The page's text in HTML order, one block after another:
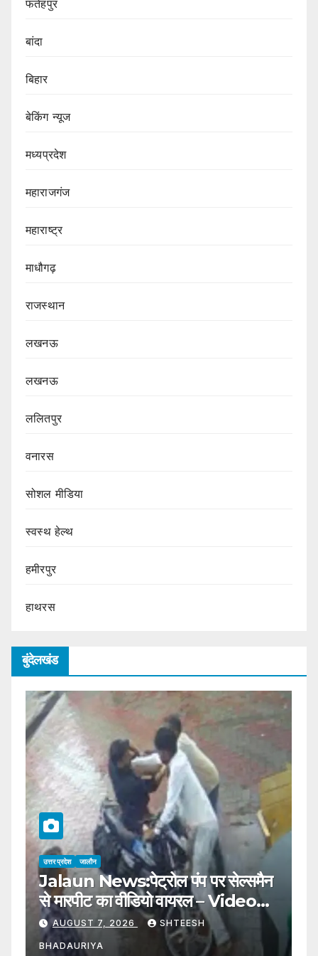
फतेहपुर
बांदा
बिहार
बेकिंग न्यूज
मध्यप्रदेश
महाराजगंज
महाराष्ट्र
माधौगढ़
राजस्थान
लखनऊ
लखनऊ
ललितपुर
वनारस
सोशल मीडिया
स्वस्थ हेल्थ
हमीरपुर
हाथरस
बुंदेलखंड
उत्तर प्रदेश जालौन
Jalaun News:पेट्रोल पंप पर सेल्समैन
से मारपीट का वीडियो वायरल – Video
Of Petrol Pump Salesman
Being Assaulted Goes Viral
AUGUST 7, 2026 SHTEESH
BHADAURIYA